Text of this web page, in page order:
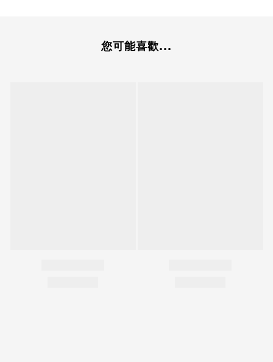
您可能喜歡...